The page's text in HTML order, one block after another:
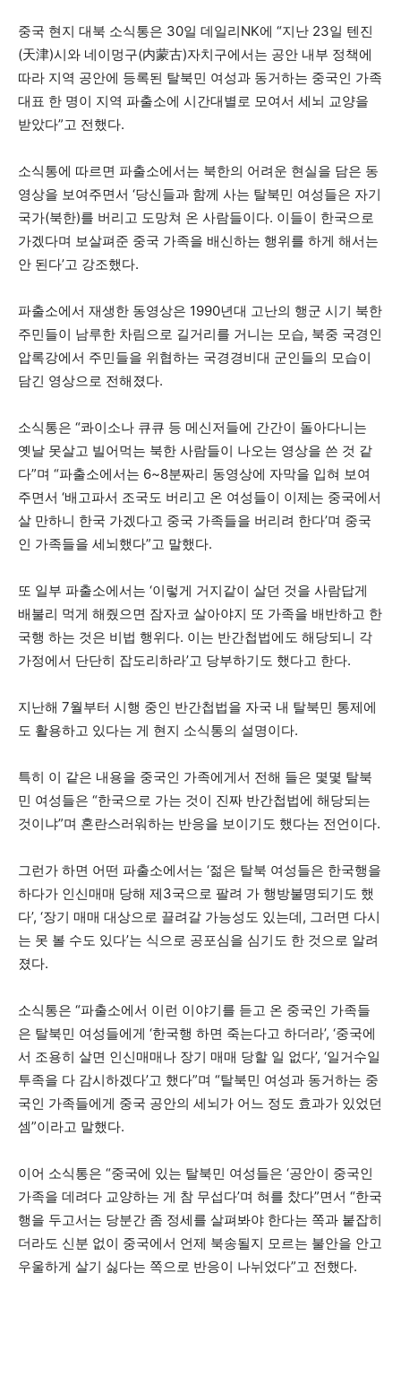
중국 현지 대북 소식통은 30일 데일리NK에 “지난 23일 텐진
(天津)시와 네이멍구(内蒙古)자치구에서는 공안 내부 정책에
따라 지역 공안에 등록된 탈북민 여성과 동거하는 중국인 가족
대표 한 명이 지역 파출소에 시간대별로 모여서 세뇌 교양을
받았다”고 전했다.
소식통에 따르면 파출소에서는 북한의 어려운 현실을 담은 동
영상을 보여주면서 ‘당신들과 함께 사는 탈북민 여성들은 자기
국가(북한)를 버리고 도망쳐 온 사람들이다. 이들이 한국으로
가겠다며 보살펴준 중국 가족을 배신하는 행위를 하게 해서는
안 된다’고 강조했다.
파출소에서 재생한 동영상은 1990년대 고난의 행군 시기 북한
주민들이 남루한 차림으로 길거리를 거니는 모습, 북중 국경인
압록강에서 주민들을 위협하는 국경경비대 군인들의 모습이
담긴 영상으로 전해졌다.
소식통은 “콰이소나 큐큐 등 메신저들에 간간이 돌아다니는
옛날 못살고 빌어먹는 북한 사람들이 나오는 영상을 쓴 것 같
다”며 “파출소에서는 6~8분짜리 동영상에 자막을 입혀 보여
주면서 ‘배고파서 조국도 버리고 온 여성들이 이제는 중국에서
살 만하니 한국 가겠다고 중국 가족들을 버리려 한다’며 중국
인 가족들을 세뇌했다”고 말했다.
또 일부 파출소에서는 ‘이렇게 거지같이 살던 것을 사람답게
배불리 먹게 해줬으면 잠자코 살아야지 또 가족을 배반하고 한
국행 하는 것은 비법 행위다. 이는 반간첩법에도 해당되니 각
가정에서 단단히 잡도리하라’고 당부하기도 했다고 한다.
지난해 7월부터 시행 중인 반간첩법을 자국 내 탈북민 통제에
도 활용하고 있다는 게 현지 소식통의 설명이다.
특히 이 같은 내용을 중국인 가족에게서 전해 들은 몇몇 탈북
민 여성들은 “한국으로 가는 것이 진짜 반간첩법에 해당되는
것이냐”며 혼란스러워하는 반응을 보이기도 했다는 전언이다.
그런가 하면 어떤 파출소에서는 ‘젊은 탈북 여성들은 한국행을
하다가 인신매매 당해 제3국으로 팔려 가 행방불명되기도 했
다’, ‘장기 매매 대상으로 끌려갈 가능성도 있는데, 그러면 다시
는 못 볼 수도 있다’는 식으로 공포심을 심기도 한 것으로 알려
졌다.
소식통은 “파출소에서 이런 이야기를 듣고 온 중국인 가족들
은 탈북민 여성들에게 ‘한국행 하면 죽는다고 하더라’, ‘중국에
서 조용히 살면 인신매매나 장기 매매 당할 일 없다’, ‘일거수일
투족을 다 감시하겠다’고 했다”며 “탈북민 여성과 동거하는 중
국인 가족들에게 중국 공안의 세뇌가 어느 정도 효과가 있었던
셈”이라고 말했다.
이어 소식통은 “중국에 있는 탈북민 여성들은 ‘공안이 중국인
가족을 데려다 교양하는 게 참 무섭다’며 혀를 찼다”면서 “한국
행을 두고서는 당분간 좀 정세를 살펴봐야 한다는 쪽과 붙잡히
더라도 신분 없이 중국에서 언제 북송될지 모르는 불안을 안고
우울하게 살기 싫다는 쪽으로 반응이 나뉘었다”고 전했다.